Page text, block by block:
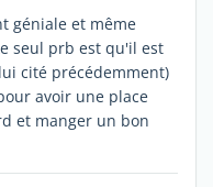
géniale et même
seul prb est qu'il est
cité précédemment)
avoir une place
et manger un bon